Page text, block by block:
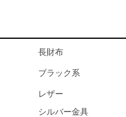
長財布
ブラック系
レザー
シルバー金具